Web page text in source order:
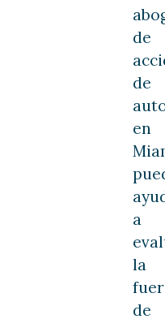
de
de
en
a
la
de